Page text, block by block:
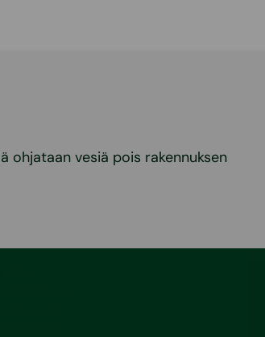
ohjataan vesiä pois rakennuksen